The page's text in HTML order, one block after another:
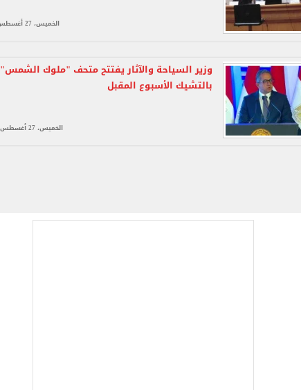
الخميس، 27 أغسطس 2020 02:30 م
وزير السياحة والآثار يفتتح متحف "ملوك الشمس"
بالتشيك الأسبوع المقبل
الخميس، 27 أغسطس 2020 05:00 ص